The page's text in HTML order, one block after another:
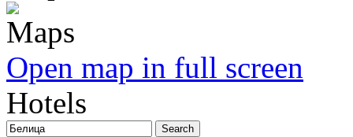
Open map in full screen
Hotels